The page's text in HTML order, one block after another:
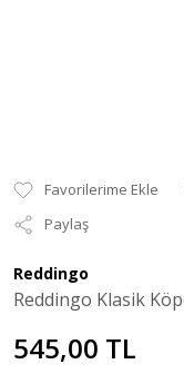
Paylaş
Reddingo
Reddingo Klasik
545,00 TL